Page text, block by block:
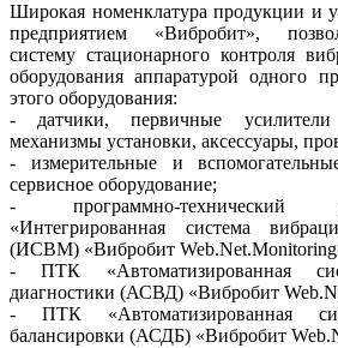
Широкая номенклатура продукции и
предприятием «Вибробит»,
систему стационарного контроля
оборудования аппаратурой одного
этого оборудования:
- датчики, первичные усилители
механизмы установки, аксессуары,
- измерительные и
сервисное оборудование;
- программно-
«Интегрированная система
(ИСВМ) «Вибробит
- ПТК «Автоматизированная
диагностики (АСВД) «Вибробит
- ПТК «Автоматизированная
балансировки (АСДБ) «Вибробит